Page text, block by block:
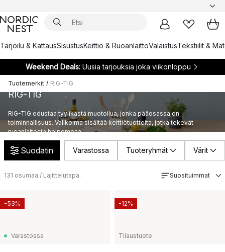
Tarjoilu & KattausSisustusKeittiö & RuoanlaittoValaistusTekstiilit &
Weekend Deals:Uusia tarjouksia joka viikonloppu
Tuotemerkit / RIG-TIG
RIG-TIG
RIG-TIG edustaa tyylikästä muotoilua, jonka pääosassa on
toiminnallisuus. Valikoima sisältää keittiötuotteita, jotka tekevät
ruoanlaitosta helpompaa.
Suodatin Varastossa Tuoteryhmät Värit
131 osumaa / Lajittelutapa: Suosituimmat
Varastossa
-53%
Tilaustuote
-12%